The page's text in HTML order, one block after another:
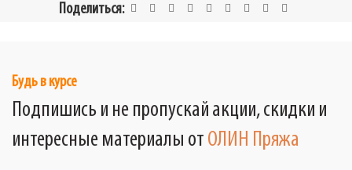
Поделиться:
Будь в курсе
Подпишись и не пропускай акции, скидки и
интересные материалы от ОЛИН Пряжа